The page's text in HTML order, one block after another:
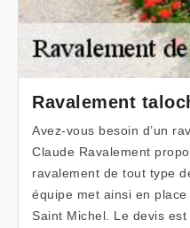
Ravalement
Avez-vous besoin d’un
Claude Ravalement
ravalement de tout type
équipe met ainsi en
Saint Michel. Le devis